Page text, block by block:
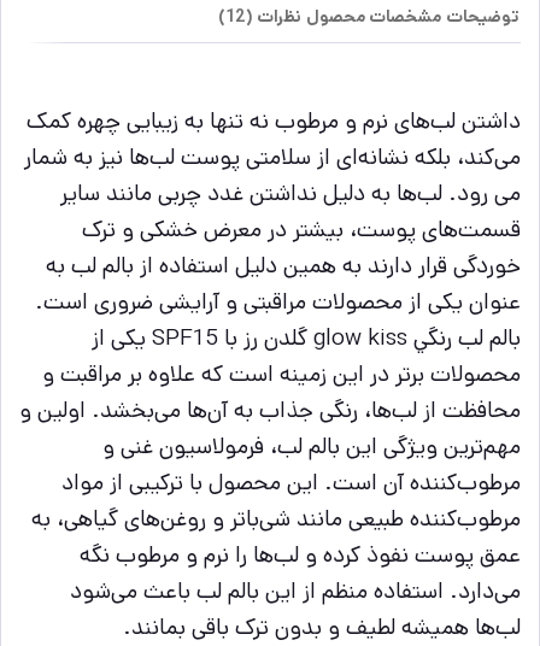
توضیحات مشخصات محصول نظرات (12)
داشتن لب‌های نرم و مرطوب نه تنها به زیبایی چهره کمک
می‌کند، بلکه نشانه‌ای از سلامتی پوست لب‌ها نیز به شمار
می رود. لب‌ها به دلیل نداشتن غدد چربی مانند سایر
قسمت‌های پوست، بیشتر در معرض خشکی و ترک
خوردگی قرار دارند به همین دلیل استفاده از بالم لب به
عنوان یکی از محصولات مراقبتی و آرایشی ضروری است.
بالم لب رنگي glow kiss گلدن رز با SPF15 یکی از
محصولات برتر در این زمینه است که علاوه بر مراقبت و
محافظت از لب‌ها، رنگی جذاب به آن‌ها می‌بخشد. اولین و
مهم‌ترین ویژگی این بالم لب، فرمولاسیون غنی و
مرطوب‌کننده آن است. این محصول با ترکیبی از مواد
مرطوب‌کننده طبیعی مانند شی‌باتر و روغن‌های گیاهی، به
عمق پوست نفوذ کرده و لب‌ها را نرم و مرطوب نگه
می‌دارد. استفاده منظم از این بالم لب باعث می‌شود
لب‌ها همیشه لطیف و بدون ترک باقی بمانند.